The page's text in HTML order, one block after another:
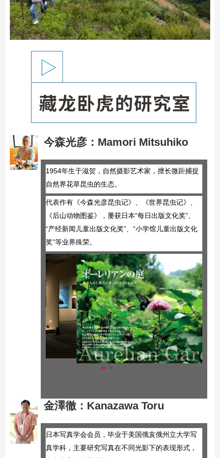
今森光彦 ： Mamori Mitsuhiko
1954年生于滋贺，自然摄影艺术家，擅长微距捕捉
自然界花草昆虫的生态。
代表作有《今森光彦昆虫记》、《世界昆虫记》、
《后山动物图鉴》，屡获日本“每日出版文化奖”、
“产经新闻儿童出版文化奖”、“小学馆儿童出版文化
奖”等业界殊荣。
金澤徹： Kanazawa Toru
日本写真学会会员，毕业于美国俄亥俄州立大学写
真学科，主要研究写真在不同光影下的表现形式，